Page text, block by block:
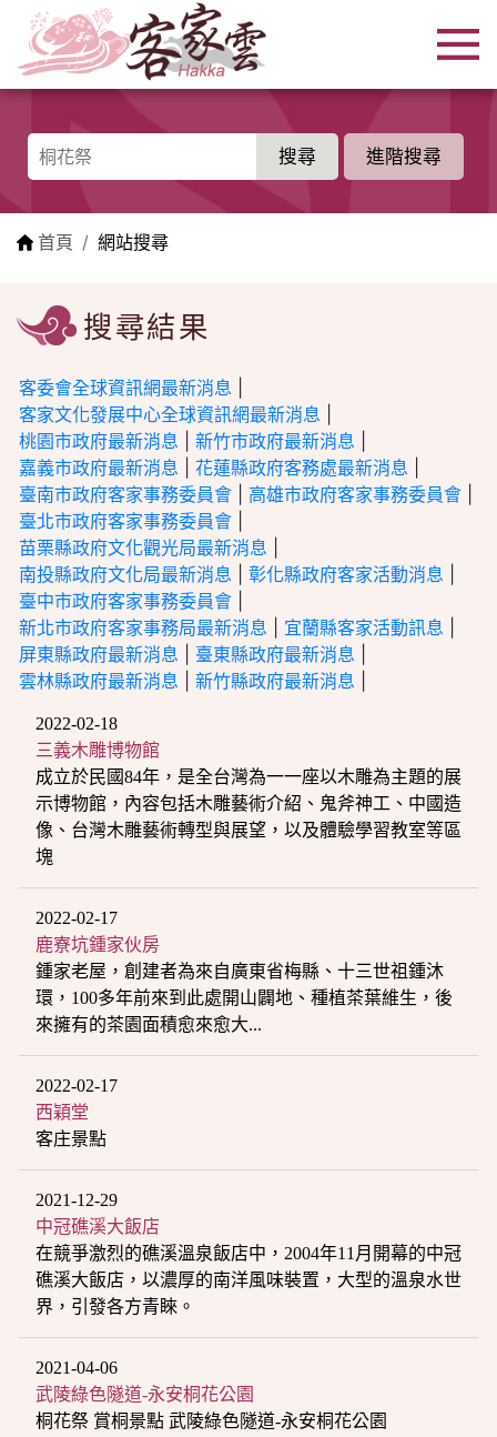
跳到主要內容區塊
::: 進階搜尋
首頁 網站搜尋
搜尋結果
客委會全球資訊網最新消息
客家文化發展中心全球資訊網最新消息
桃園市政府最新消息
新竹市政府最新消息
嘉義市政府最新消息
花蓮縣政府客務處最新消息
臺南市政府客家事務委員會
高雄市政府客家事務委員會
臺北市政府客家事務委員會
苗栗縣政府文化觀光局最新消息
南投縣政府文化局最新消息
彰化縣政府客家活動消息
臺中市政府客家事務委員會
新北市政府客家事務局最新消息
宜蘭縣客家活動訊息
屏東縣政府最新消息
臺東縣政府最新消息
雲林縣政府最新消息
新竹縣政府最新消息
2022-02-18
三義木雕博物館
成立於民國84年，是全台灣為一一座以木雕為主題的展
示博物館，內容包括木雕藝術介紹、鬼斧神工、中國造
像、台灣木雕藝術轉型與展望，以及體驗學習教室等區
塊
2022-02-17
鹿寮坑鍾家伙房
鍾家老屋，創建者為來自廣東省梅縣、十三世祖鍾沐
環，100多年前來到此處開山闢地、種植茶葉維生，後
來擁有的茶園面積愈來愈大...
2022-02-17
西穎堂
客庄景點
2021-12-29
中冠礁溪大飯店
在競爭激烈的礁溪溫泉飯店中，2004年11月開幕的中冠
礁溪大飯店，以濃厚的南洋風味裝置，大型的溫泉水世
界，引發各方青睞。
2021-04-06
武陵綠色隧道-永安桐花公園
桐花祭 賞桐景點 武陵綠色隧道-永安桐花公園